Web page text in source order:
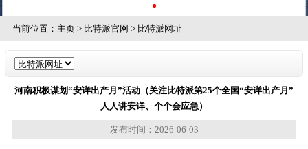
当前位置： 主页> 比特派官网 > 比特派网址
河南积极谋划“安详出产月”活动（关注比特派第25个全国“安详出产月”
人人讲安详、个个会应急）
发布时间：2026-06-03